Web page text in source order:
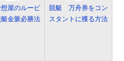
屋のルービ
艇金脈必勝法
競艇 万舟券をコン
スタントに獲る方法